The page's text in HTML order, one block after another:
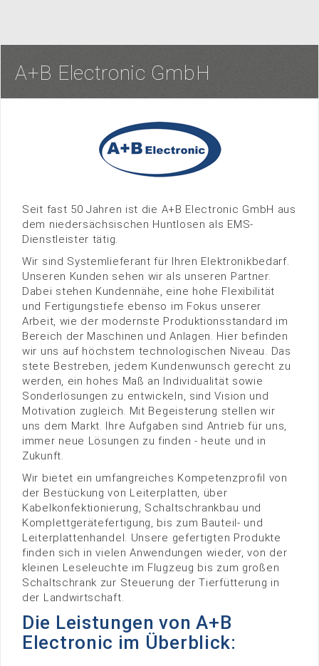
A+B Electronic GmbH
Seit fast 50 Jahren ist die A+B Electronic GmbH aus
dem niedersächsischen Huntlosen als EMS-
Dienstleister tätig.
Wir sind Systemlieferant für Ihren Elektronikbedarf.
Unseren Kunden sehen wir als unseren Partner.
Dabei stehen Kundennähe, eine hohe Flexibilität
und Fertigungstiefe ebenso im Fokus unserer
Arbeit, wie der modernste Produktionsstandard im
Bereich der Maschinen und Anlagen. Hier befinden
wir uns auf höchstem technologischen Niveau. Das
stete Bestreben, jedem Kundenwunsch gerecht zu
werden, ein hohes Maß an Individualität sowie
Sonderlösungen zu entwickeln, sind Vision und
Motivation zugleich. Mit Begeisterung stellen wir
uns dem Markt. Ihre Aufgaben sind Antrieb für uns,
immer neue Lösungen zu finden - heute und in
Zukunft.
Wir bietet ein umfangreiches Kompetenzprofil von
der Bestückung von Leiterplatten, über
Kabelkonfektionierung, Schaltschrankbau und
Komplettgerätefertigung, bis zum Bauteil- und
Leiterplattenhandel. Unsere gefertigten Produkte
finden sich in vielen Anwendungen wieder, von der
kleinen Leseleuchte im Flugzeug bis zum großen
Schaltschrank zur Steuerung der Tierfütterung in
der Landwirtschaft.
Die Leistungen von A+B
Electronic im Überblick: